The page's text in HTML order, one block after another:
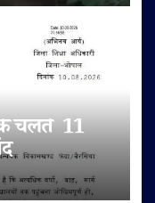
के चलते 11